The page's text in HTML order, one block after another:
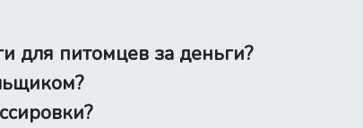
для питомцев за деньги?